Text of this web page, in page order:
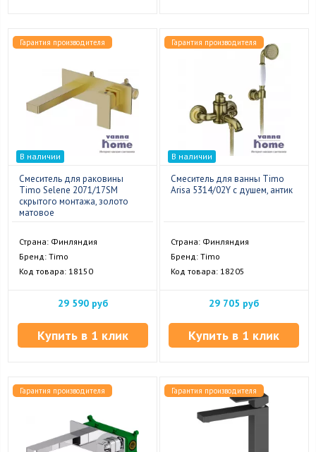
Гарантия производителя
В наличии
Смеситель для раковины
Timo Selene 2071/17SM
скрытого монтажа, золото
матовое
Страна: Финляндия
Бренд: Timo
Код товара: 18150
29 590 руб
Купить в 1 клик
Гарантия производителя
В наличии
Смеситель для ванны Timo
Arisa 5314/02Y с душем, антик
Страна: Финляндия
Бренд: Timo
Код товара: 18205
29 705 руб
Купить в 1 клик
Гарантия производителя Гарантия производителя